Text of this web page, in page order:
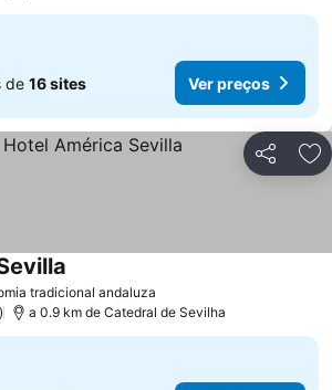
de 16 sites Ver preços
Partilhar
tradicional andaluza
a 0.9 km de Catedral de Sevilha